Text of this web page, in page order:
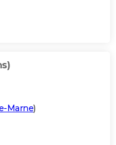
Marne)